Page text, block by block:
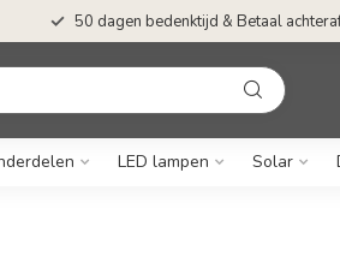
50 dagen bedenktijd & Betaal
LED lampen Solar